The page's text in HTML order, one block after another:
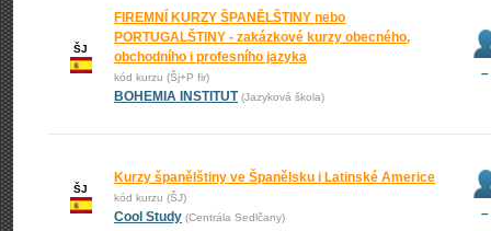
ŠJ
FIREMNÍ KURZY ŠPANĚLŠTINY nebo
PORTUGALŠTINY - zakázkové kurzy obecného,
obchodního i profesního jazyka
kód kurzu (Šj+P fir)
BOHEMIA INSTITUT (Jazyková škola)
–
ŠJ
Kurzy španělštiny ve Španělsku i Latinské Americe
kód kurzu (ŠJ)
Cool Study (Centrála Sedlčany) –